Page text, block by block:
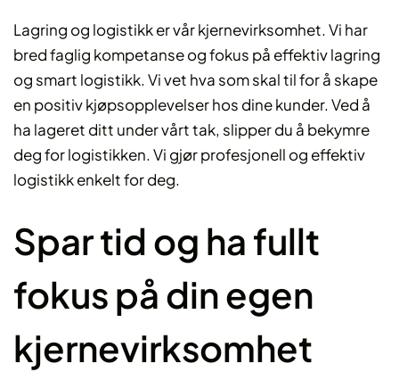
Lagring og logistikk er vår kjernevirksomhet. Vi har
bred faglig kompetanse og fokus på effektiv lagring
og smart logistikk. Vi vet hva som skal til for å skape
en positiv kjøpsopplevelser hos dine kunder. Ved å
ha lageret ditt under vårt tak, slipper du å bekymre
deg for logistikken. Vi gjør profesjonell og effektiv
logistikk enkelt for deg.
Spar tid og ha fullt
fokus på din egen
kjernevirksomhet